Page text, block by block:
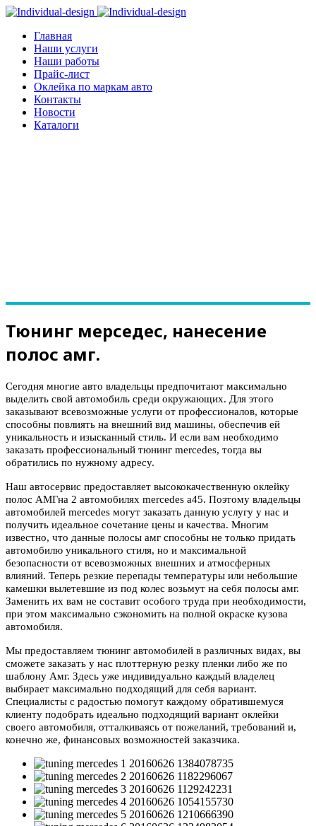
Главная
Наши услуги
Наши работы
Прайс-лист
Оклейка по маркам авто
Контакты
Новости
Каталоги
Тюнинг мерседес, нанесение
полос амг.
Сегодня многие авто владельцы предпочитают максимально
выделить свой автомобиль среди окружающих. Для этого
заказывают всевозможные услуги от профессионалов, которые
способны повлиять на внешний вид машины, обеспечив ей
уникальность и изысканный стиль. И если вам необходимо
заказать профессиональный тюнинг mercedes, тогда вы
обратились по нужному адресу.
Наш автосервис предоставляет высококачественную оклейку
полос АМГна 2 автомобилях mercedes a45. Поэтому владельцы
автомобилей mercedes могут заказать данную услугу у нас и
получить идеальное сочетание цены и качества. Многим
известно, что данные полосы амг способны не только придать
автомобилю уникального стиля, но и максимальной
безопасности от всевозможных внешних и атмосферных
влияний. Теперь резкие перепады температуры или небольшие
камешки вылетевшие из под колес возьмут на себя полосы амг.
Заменить их вам не составит особого труда при необходимости,
при этом максимально сэкономить на полной окраске кузова
автомобиля.
Мы предоставляем тюнинг автомобилей в различных видах, вы
сможете заказать у нас плоттерную резку пленки либо же по
шаблону Амг. Здесь уже индивидуально каждый владелец
выбирает максимально подходящий для себя вариант.
Специалисты с радостью помогут каждому обратившемуся
клиенту подобрать идеально подходящий вариант оклейки
своего автомобиля, отталкиваясь от пожеланий, требований и,
конечно же, финансовых возможностей заказчика.